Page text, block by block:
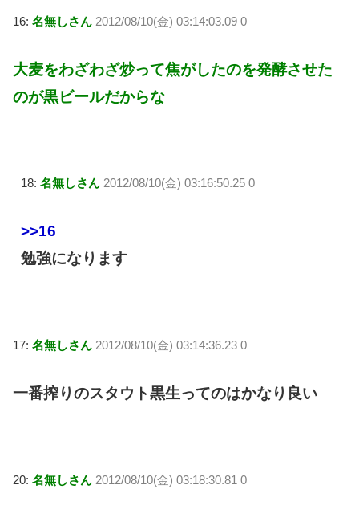
16: 名無しさん 2012/08/10(金) 03:14:03.09 0
大麦をわざわざ炒って焦がしたのを発酵させた
のが黒ビールだからな
18: 名無しさん 2012/08/10(金) 03:16:50.25 0
>>16
勉強になります
17: 名無しさん 2012/08/10(金) 03:14:36.23 0
一番搾りのスタウト黒生ってのはかなり良い
20: 名無しさん 2012/08/10(金) 03:18:30.81 0